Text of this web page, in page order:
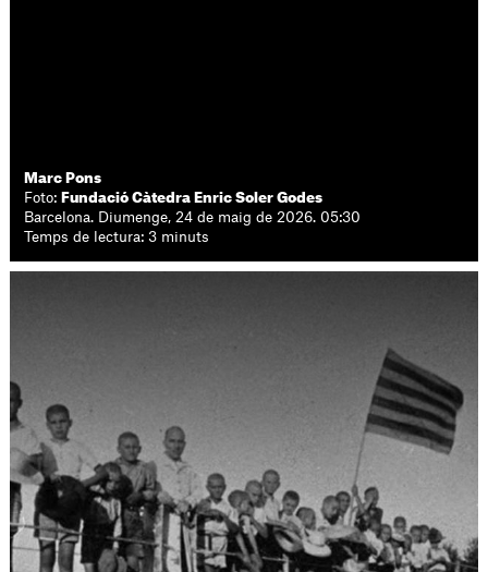
Marc Pons
Foto: Fundació Càtedra Enric Soler Godes
Barcelona. Diumenge, 24 de maig de 2026. 05:30
Temps de lectura: 3 minuts